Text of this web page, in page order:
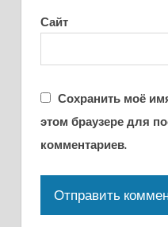
Сайт
Сохранить моё
этом браузере для
комментариев.